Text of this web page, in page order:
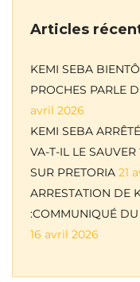
Articles
KEMI SEBA
PROCHES PARLE
avril 2026
KEMI SEBA
VA-T-IL LE
SUR PRETORIA 21
ARRESTATION DE
:COMMUNIQUÉ
16 avril 2026